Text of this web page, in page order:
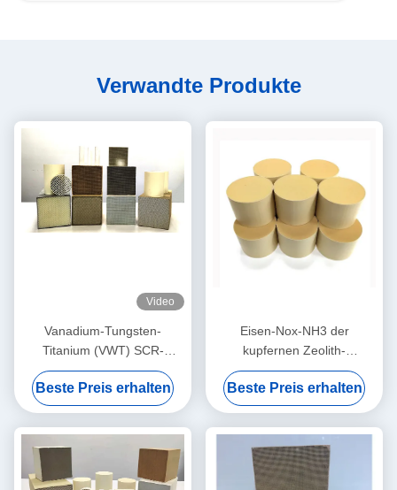
Verwandte Produkte
Video
Vanadium-Tungsten-
Titanium (VWT) SCR-
Katalysatormodul für mittlere
Temperaturen
Beste Preis erhalten
Eisen-Nox-NH3 der
kupfernen Zeolith-
Störungsbesuch-Katalysator-
selektiven katalytischen
Reduktion niedrige
Temperatur
Beste Preis erhalten